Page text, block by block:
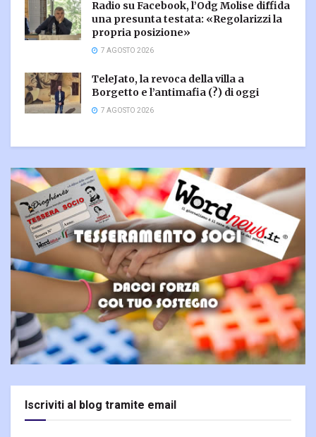
Radio su Facebook, l’Odg Molise diffida
una presunta testata: «Regolarizzi la
propria posizione»
7 AGOSTO 2026
TeleJato, la revoca della villa a
Borgetto e l’antimafia (?) di oggi
7 AGOSTO 2026
Iscriviti al blog tramite email